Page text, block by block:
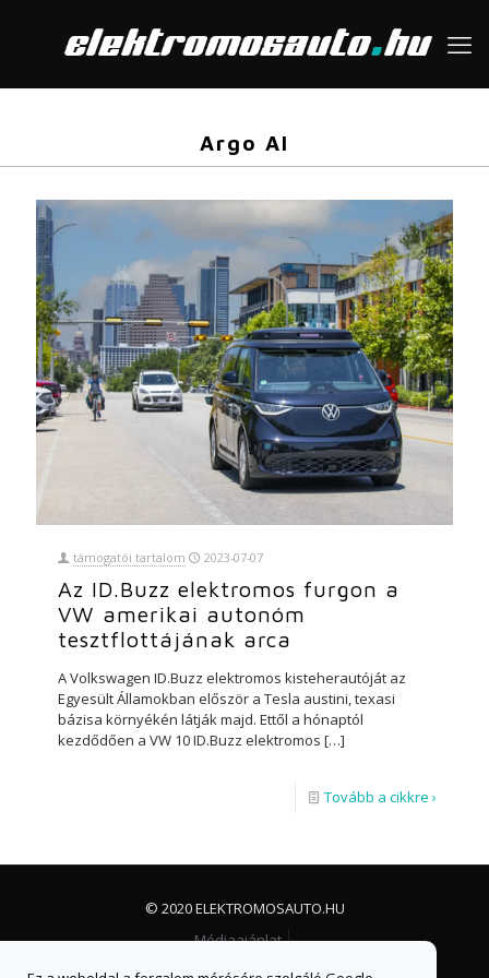
Argo AI
támogatói tartalom 2023-07-07
Az ID.Buzz elektromos furgon a
VW amerikai autonóm
tesztflottájának arca
A Volkswagen ID.Buzz elektromos kisteherautóját az
Egyesült Államokban először a Tesla austini, texasi
bázisa környékén látják majd. Ettől a hónaptól
kezdődően a VW 10 ID.Buzz elektromos […]
Tovább a cikkre ›
© 2020 ELEKTROMOSAUTO.HU
Médiaajánlat